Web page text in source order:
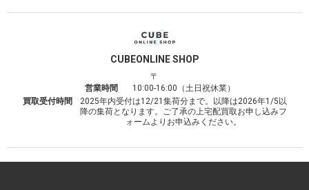
CUBEONLINE SHOP
〒
営業時間
10:00-16:00（土日祝休業）
買取受付時間
2025年内受付は12/21集荷分まで。以降は2026年1/5以
降の集荷となります。ご了承の上宅配買取お申し込みフ
ォームよりお申込みください。